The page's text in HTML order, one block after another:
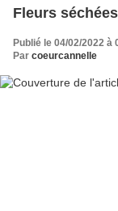
Fleurs séchées
Publié le 04/02/2022 à
Par coeurcannelle